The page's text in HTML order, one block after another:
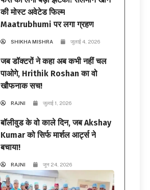
की मोस्ट अवेटेड फिल्म
Maatrubhumi पर लगा ग्रहण
SHIKHA MISHRA जुलाई 4, 2026
जब डॉक्टरों ने कहा अब कभी नहीं चल
पाओगे, Hrithik Roshan का वो
खौफनाक सच!
RAJNI जुलाई 1, 2026
बॉलीवुड के वो काले दिन, जब Akshay
Kumar को सिर्फ मार्शल आर्ट्स ने
बचाया!
RAJNI जून 24, 2026